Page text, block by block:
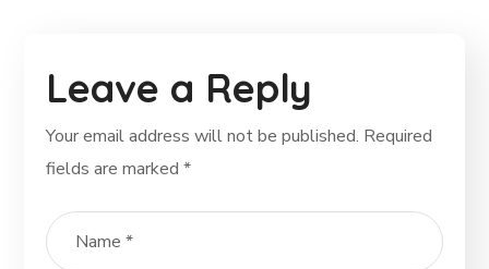
Leave a Reply
Your email address will not be published. Required
fields are marked*